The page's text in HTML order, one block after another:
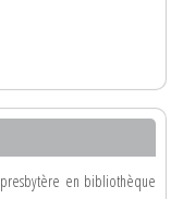
en bibliothèque